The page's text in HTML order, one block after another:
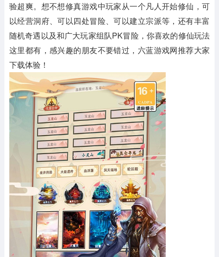
验超爽。想不想修真游戏中玩家从一个凡人开始修仙，可
以经营洞府、可以四处冒险、可以建立宗派等，还有丰富
随机奇遇以及和广大玩家组队PK冒险，你喜欢的修仙玩法
这里都有，感兴趣的朋友不要错过，六蓝游戏网推荐大家
下载体验！